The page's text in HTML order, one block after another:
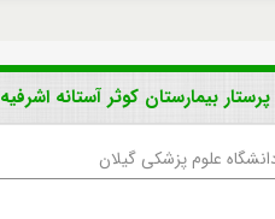
بیمارستان کوثر آستانه اشرفیه
علوم پزشکی گیلان